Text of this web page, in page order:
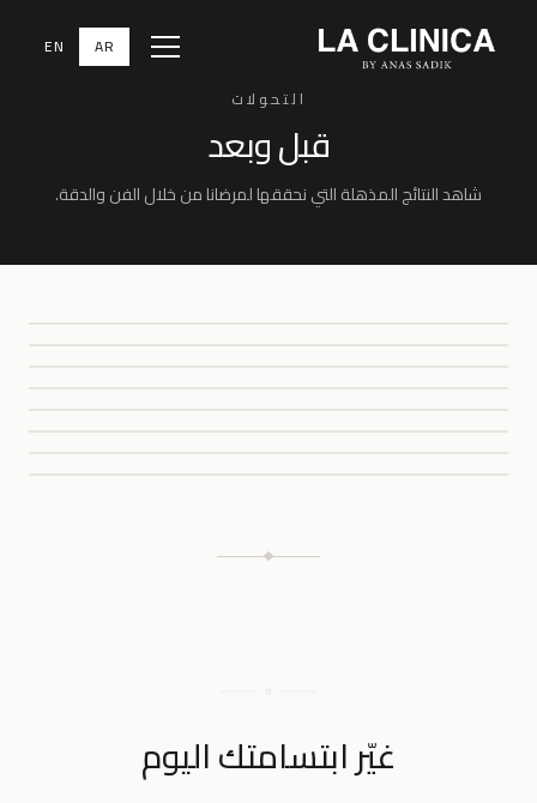
Menu
AR
EN
التحولات
قبل وبعد
شاهد النتائج المذهلة التي نحققها لمرضانا من خلال الفن والدقة.
غيّر ابتسامتك اليوم